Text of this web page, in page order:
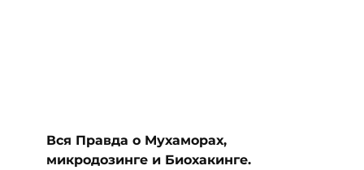
Вся Правда о Мухаморах,
микродозинге и Биохакинге.